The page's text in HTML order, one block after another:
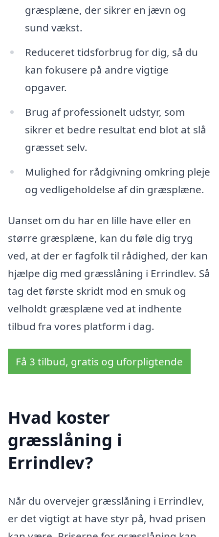
græsplæne, der sikrer en jævn og
sund vækst.
Reduceret tidsforbrug for dig, så du
kan fokusere på andre vigtige
opgaver.
Brug af professionelt udstyr, som
sikrer et bedre resultat end blot at slå
græsset selv.
Mulighed for rådgivning omkring pleje
og vedligeholdelse af din græsplæne.
Uanset om du har en lille have eller en
større græsplæne, kan du føle dig tryg
ved, at der er fagfolk til rådighed, der kan
hjælpe dig med græsslåning i Errindlev. Så
tag det første skridt mod en smuk og
velholdt græsplæne ved at indhente
tilbud fra vores platform i dag.
Få 3 tilbud, gratis og uforpligtende
Hvad koster
græsslåning i
Errindlev?
Når du overvejer græsslåning i Errindlev,
er det vigtigt at have styr på, hvad prisen